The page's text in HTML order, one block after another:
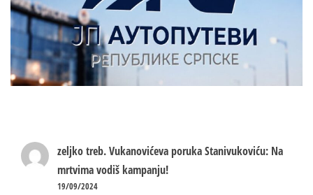
zeljko treb.Vukanovićeva poruka Stanivukoviću: Na
mrtvima vodiš kampanju!
19/09/2024